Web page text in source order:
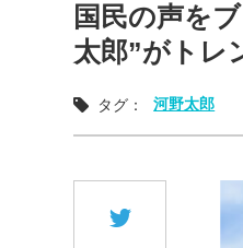
国民の声を
太郎”がトレ
タグ： 河野太郎